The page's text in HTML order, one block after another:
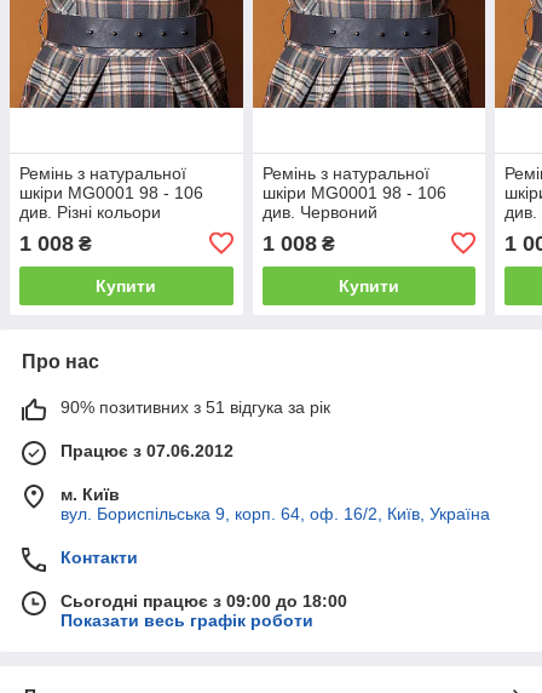
Ремінь з натуральної
шкіри MG0001 98 - 106
див. Різні кольори
1 008 ₴
Купити
Ремінь з натуральної
шкіри MG0001 98 - 106
див. Червоний
1 008₴
Купити
1
Про нас
90% позитивних з 51 відгука за рік
Працює з 07.06.2012
м. Київ
вул. Бориспільська 9, корп. 64, оф. 16/2, Київ, Україна
Контакти
Сьогодні працює з 09:00 до 18:00
Показати весь графік роботи